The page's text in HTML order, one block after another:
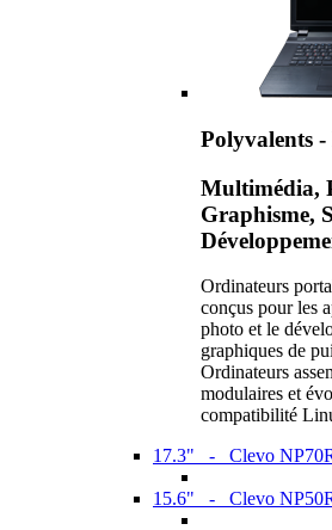
Polyvalents
Multimédia,
Graphisme,
Ordinateurs
conçus pour les
photo et le
graphiques de
Ordinateurs
modulaires et
compatibilité
17.3" - Clevo
15.6" - Clevo